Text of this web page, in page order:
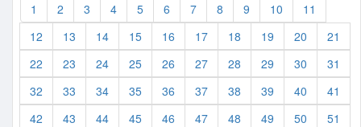
1 2 3 4 5 6 7 8 9 10
11
12
13 14 15 16 17 18 19 20
21
22
23 24 25 26 27 28 29 30
31
32
33 34 35 36 37 38 39 40
41
42
43 44 45 46 47 48 49 50
51